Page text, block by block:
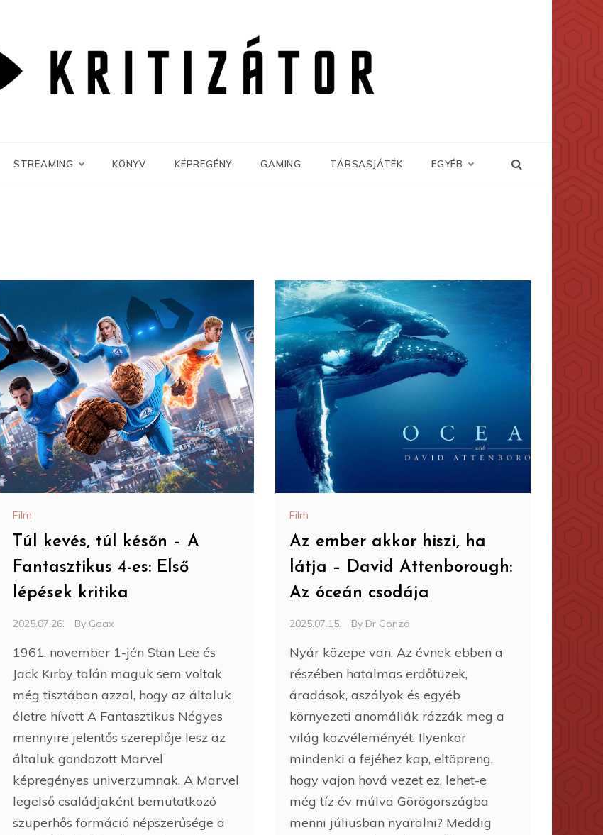
STREAMING KÖNYV KÉPREGÉNY GAMING TÁRSASJÁTÉK EGYÉB
Film
Túl kevés, túl későn – A
Fantasztikus 4-es: Első
lépések kritika
2025.07.26. By Gaax
1961. november 1-jén Stan Lee és
Jack Kirby talán maguk sem voltak
még tisztában azzal, hogy az általuk
életre hívott A Fantasztikus Négyes
mennyire jelentős szereplője lesz az
általuk gondozott Marvel
képregényes univerzumnak. A Marvel
legelső családjaként bemutatkozó
szuperhős formáció népszerűsége a
Film
Az ember akkor hiszi, ha
látja – David Attenborough:
Az óceán csodája
2025.07.15. By Dr Gonzo
Nyár közepe van. Az évnek ebben a
részében hatalmas erdőtüzek,
áradások, aszályok és egyéb
környezeti anomáliák rázzák meg a
világ közvéleményét. Ilyenkor
mindenki a fejéhez kap, eltöpreng,
hogy vajon hová vezet ez, lehet-e
még tíz év múlva Görögországba
menni júliusban nyaralni? Meddig